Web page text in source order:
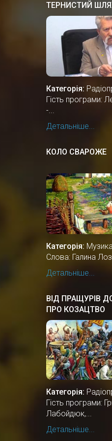
ТЕРНИСТИЙ
НЕЗАЛЕЖНОСТІ
Категорія:
Гість програми:
-...
Детальніше...
КОЛО СВАРОЖЕ
Категорія:
Слова: Галина
Детальніше...
ВІД ПРАЩУРІВ
ПРО КОЗАЦТВО
Категорія:
Гість програми:
Лабойдюк,...
Детальніше...